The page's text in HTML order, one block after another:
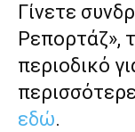
Γίνετε
Ρεπορτάζ»,
περιοδικό
εδώ.